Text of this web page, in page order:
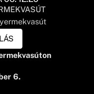
6.